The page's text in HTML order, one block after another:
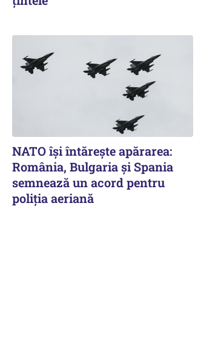
NATO își întărește apărarea:
România, Bulgaria și Spania
semnează un acord pentru
poliția aeriană